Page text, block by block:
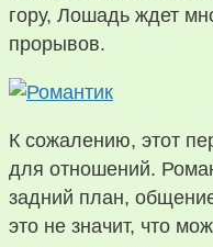
гору, Лошадь ждет
прорывов.
К сожалению, этот
для отношений.
задний план,
это не значит, что